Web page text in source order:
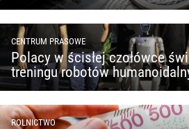
CENTRUM PRASOWE
Polacy w ścisłej czołówce
treningu robotów
ROLNICTWO